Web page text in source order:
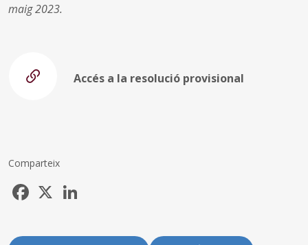
maig 2023.
Accés a la resolució provisional
Comparteix
Facebook